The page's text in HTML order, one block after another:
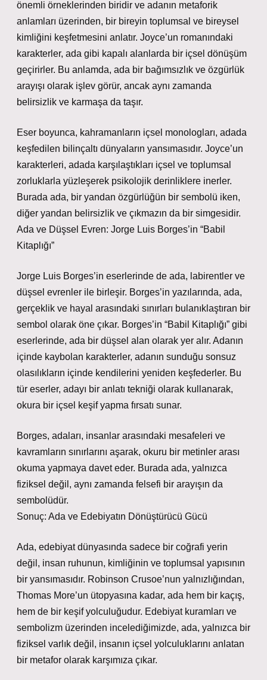
önemli örneklerinden biridir ve adanın metaforik
anlamları üzerinden, bir bireyin toplumsal ve bireysel
kimliğini keşfetmesini anlatır. Joyce’un romanındaki
karakterler, ada gibi kapalı alanlarda bir içsel dönüşüm
geçirirler. Bu anlamda, ada bir bağımsızlık ve özgürlük
arayışı olarak işlev görür, ancak aynı zamanda
belirsizlik ve karmaşa da taşır.
Eser boyunca, kahramanların içsel monologları, adada
keşfedilen bilinçaltı dünyaların yansımasıdır. Joyce’un
karakterleri, adada karşılaştıkları içsel ve toplumsal
zorluklarla yüzleşerek psikolojik derinliklere inerler.
Burada ada, bir yandan özgürlüğün bir sembolü iken,
diğer yandan belirsizlik ve çıkmazın da bir simgesidir.
Ada ve Düşsel Evren: Jorge Luis Borges’in “Babil
Kitaplığı”
Jorge Luis Borges’in eserlerinde de ada, labirentler ve
düşsel evrenler ile birleşir. Borges’in yazılarında, ada,
gerçeklik ve hayal arasındaki sınırları bulanıklaştıran bir
sembol olarak öne çıkar. Borges’in “Babil Kitaplığı” gibi
eserlerinde, ada bir düşsel alan olarak yer alır. Adanın
içinde kaybolan karakterler, adanın sunduğu sonsuz
olasılıkların içinde kendilerini yeniden keşfederler. Bu
tür eserler, adayı bir anlatı tekniği olarak kullanarak,
okura bir içsel keşif yapma fırsatı sunar.
Borges, adaları, insanlar arasındaki mesafeleri ve
kavramların sınırlarını aşarak, okuru bir metinler arası
okuma yapmaya davet eder. Burada ada, yalnızca
fiziksel değil, aynı zamanda felsefi bir arayışın da
sembolüdür.
Sonuç: Ada ve Edebiyatın Dönüştürücü Gücü
Ada, edebiyat dünyasında sadece bir coğrafi yerin
değil, insan ruhunun, kimliğinin ve toplumsal yapısının
bir yansımasıdır. Robinson Crusoe’nun yalnızlığından,
Thomas More’un ütopyasına kadar, ada hem bir kaçış,
hem de bir keşif yolculuğudur. Edebiyat kuramları ve
sembolizm üzerinden incelediğimizde, ada, yalnızca bir
fiziksel varlık değil, insanın içsel yolculuklarını anlatan
bir metafor olarak karşımıza çıkar.